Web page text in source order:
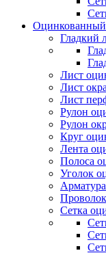
Оцинкованный
Гладкий
Лист
Лист
Лист
Рулон
Рулон
Круг
Лента
Полоса
Уголок
Сетка